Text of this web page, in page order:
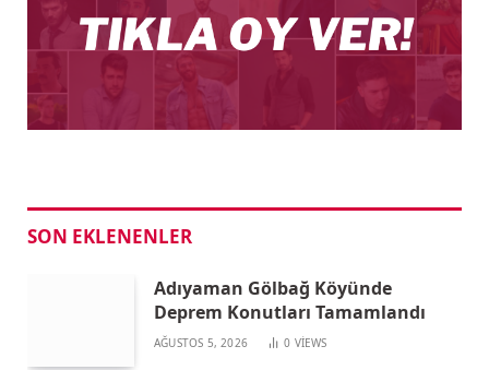
SON EKLENENLER
Adıyaman Gölbağ Köyünde
Deprem Konutları Tamamlandı
AĞUSTOS 5, 2026 0 VIEWS